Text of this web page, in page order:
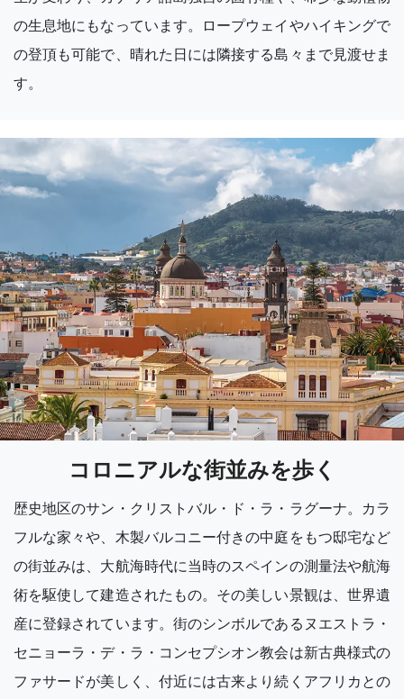
の生息地にもなっています。ロープウェイやハイキングで
の登頂も可能で、晴れた日には隣接する島々まで見渡せま
す。
コロニアルな街並みを歩く
歴史地区のサン・クリストバル・ド・ラ・ラグーナ。カラ
フルな家々や、木製バルコニー付きの中庭をもつ邸宅など
の街並みは、大航海時代に当時のスペインの測量法や航海
術を駆使して建造されたもの。その美しい景観は、世界遺
産に登録されています。街のシンボルであるヌエストラ・
セニョーラ・デ・ラ・コンセプシオン教会は新古典様式の
ファサードが美しく、付近には古来より続くアフリカとの